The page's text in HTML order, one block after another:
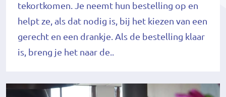
tekortkomen. Je neemt hun bestelling op en
helpt ze, als dat nodig is, bij het kiezen van een
gerecht en een drankje. Als de bestelling klaar
is, breng je het naar de..